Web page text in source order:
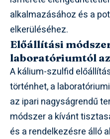
alkalmazásához és a
elkerüléséhez.
Előállítási
laboratóriumtól
A kálium-szulfid
történhet, a
az ipari nagyságrendű
módszer a kívánt
és a rendelkezésre álló